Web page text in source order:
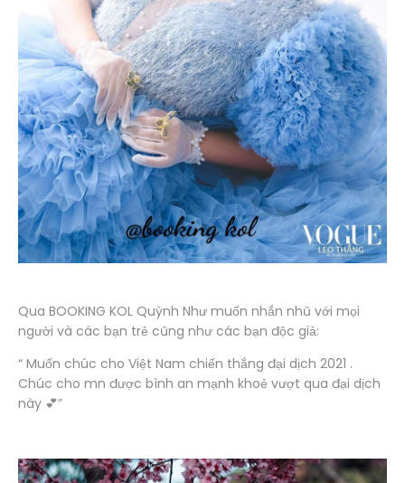
Qua BOOKING KOL Quỳnh Như muốn nhắn nhũ với mọi
người và các bạn trẻ cũng như các bạn độc giả:
“ Muốn chúc cho Việt Nam chiến thắng đại dịch 2021 .
Chúc cho mn được bình an mạnh khoẻ vượt qua đại dịch
này 💕”